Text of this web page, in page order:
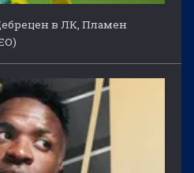
в ЛК, Пламен